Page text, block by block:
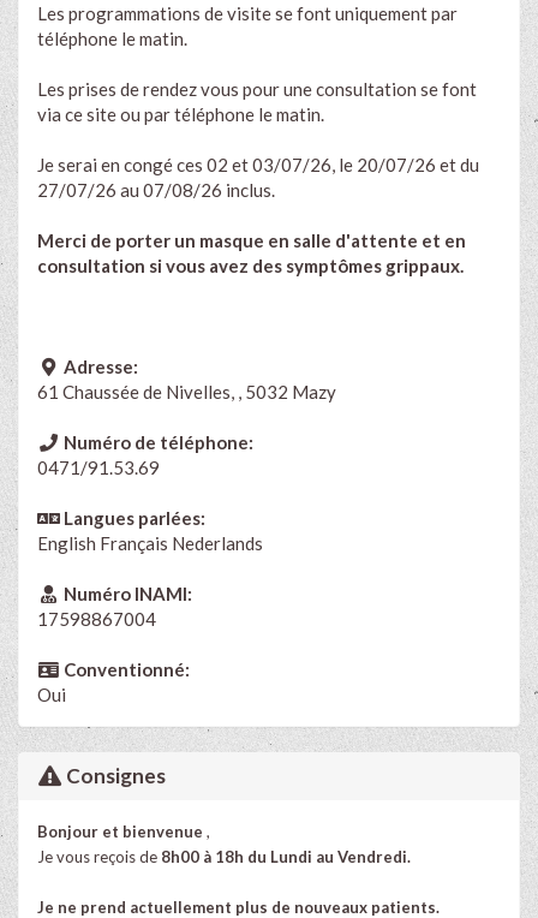
Les programmations de visite se font uniquement par
téléphone le matin.
Les prises de rendez vous pour une consultation se font
via ce site ou par téléphone le matin.
Je serai en congé ces 02 et 03/07/26, le 20/07/26 et du
27/07/26 au 07/08/26 inclus.
Merci de porter un masque en salle d'attente et en
consultation si vous avez des symptômes grippaux.
Adresse:
61 Chaussée de Nivelles, , 5032 Mazy
Numéro de téléphone:
0471/91.53.69
Langues parlées:
English Français Nederlands
Numéro INAMI:
17598867004
Conventionné:
Oui
Consignes
Bonjour et bienvenue ,
Je vous reçois de 8h00 à 18h du Lundi au Vendredi.
Je ne prend actuellement plus de nouveaux patients.